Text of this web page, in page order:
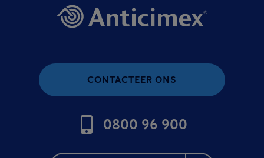
CONTACTEER ONS
0800 96 900